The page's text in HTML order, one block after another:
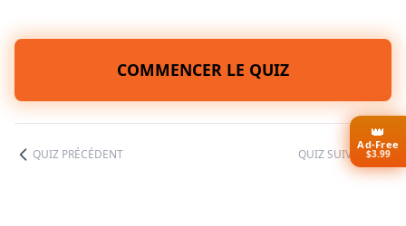
COMMENCER LE QUIZ
QUIZ PRÉCÉDENT QUIZ SUIVANT
👑
Ad-Free
$3.99